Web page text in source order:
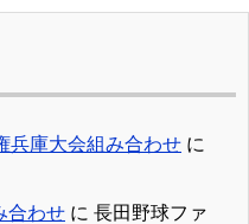
兵庫大会組み合わせ に
合わせ に 長田野球ファ